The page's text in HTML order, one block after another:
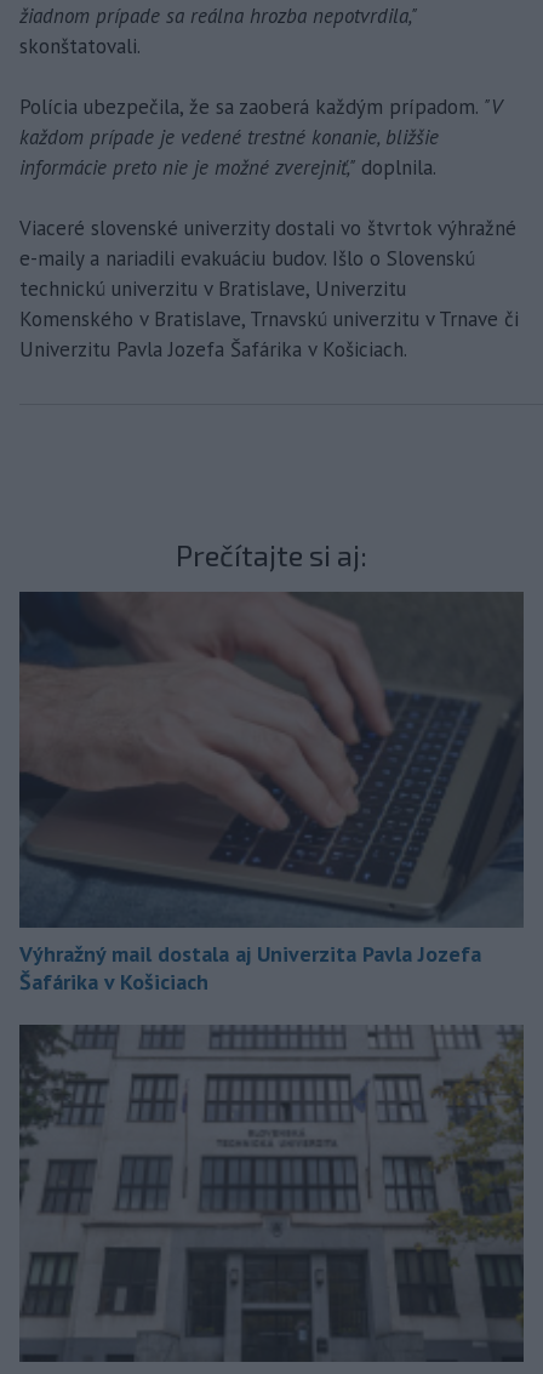
žiadnom prípade sa reálna hrozba nepotvrdila,"
skonštatovali.
Polícia ubezpečila, že sa zaoberá každým prípadom. "V
každom prípade je vedené trestné konanie, bližšie
informácie preto nie je možné zverejniť," doplnila.
Viaceré slovenské univerzity dostali vo štvrtok výhražné
e-maily a nariadili evakuáciu budov. Išlo o Slovenskú
technickú univerzitu v Bratislave, Univerzitu
Komenského v Bratislave, Trnavskú univerzitu v Trnave či
Univerzitu Pavla Jozefa Šafárika v Košiciach.
Prečítajte si aj:
Výhražný mail dostala aj Univerzita Pavla Jozefa
Šafárika v Košiciach